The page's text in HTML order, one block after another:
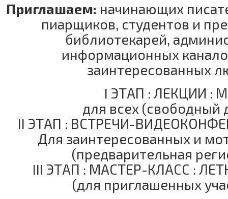
Приглашаем: начинающих
пиарщиков, студентов и
библиотекарей,
информационных
заинтересованных
I ЭТАП : ЛЕКЦИИ :
для всех (свободный
II ЭТАП : ВСТРЕЧИ-
Для заинтересованных и
(предварительная
III ЭТАП : МАСТЕР-КЛАСС :
(для приглашенных